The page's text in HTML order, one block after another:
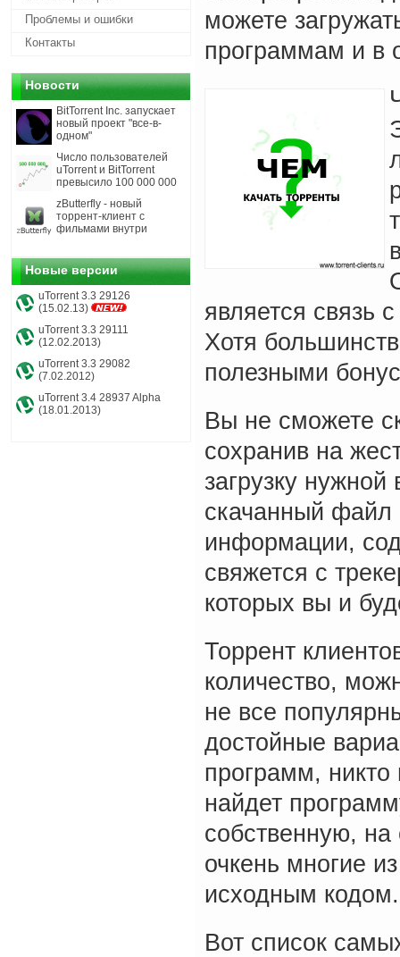
Проблемы и ошибки
Контакты
Новости
BitTorrent Inc. запускает
новый проект "все-в-
одном"
Число пользователей
uTorrent и BitTorrent
превысило 100 000 000
zButterfly - новый
торрент-клиент с
фильмами внутри
Новые версии
uTorrent 3.3 29126
(15.02.13)
uTorrent 3.3 29111
(12.02.2013)
uTorrent 3.3 29082
(7.02.2012)
uTorrent 3.4 28937 Alpha
(18.01.2013)
можете
программам и в
является связь
Хотя
полезными
Вы не сможете
сохранив на
загрузку
скачанный файл
информации,
свяжется с
которых вы и
Торрент
количество,
не все
достойные
программ,
найдет
собственную,
очкень многие
исходным кодом.
Вот список